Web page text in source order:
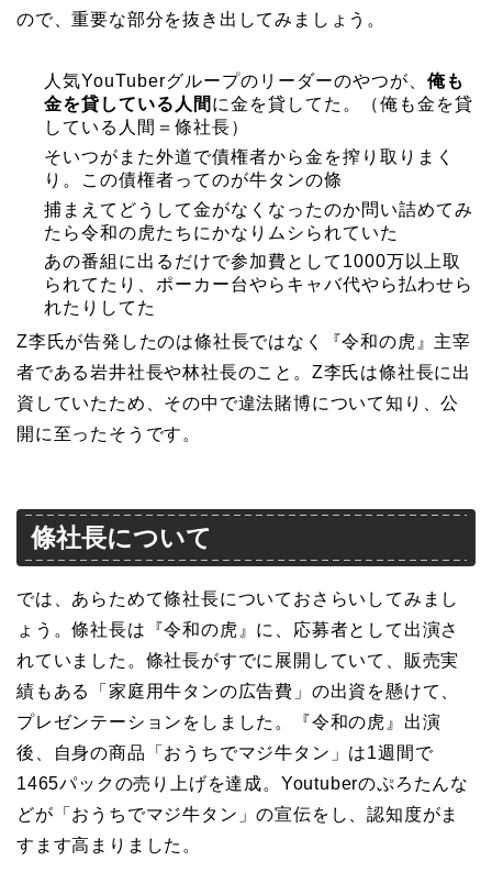
ので、重要な部分を抜き出してみましょう。
人気YouTuberグループのリーダーのやつが、 俺も
金を貸している人間 に金を貸してた。（俺も金を貸
している人間＝條社長）
そいつがまた外道で債権者から金を搾り取りまく
り。この債権者ってのが牛タンの條
捕まえてどうして金がなくなったのか問い詰めてみ
たら令和の虎たちにかなりムシられていた
あの番組に出るだけで参加費として1000万以上取
られてたり、ポーカー台やらキャバ代やら払わせら
れたりしてた
Z李氏が告発したのは條社長ではなく『令和の虎』主宰
者である岩井社長や林社長のこと。Z李氏は條社長に出
資していたため、その中で違法賭博について知り、公
開に至ったそうです。
條社長について
では、あらためて條社長についておさらいしてみまし
ょう。條社長は『令和の虎』に、応募者として出演さ
れていました。條社長がすでに展開していて、販売実
績もある「家庭用牛タンの広告費」の出資を懸けて、
プレゼンテーションをしました。『令和の虎』出演
後、自身の商品「おうちでマジ牛タン」は1週間で
1465パックの売り上げを達成。Youtuberのぷろたんな
どが「おうちでマジ牛タン」の宣伝をし、認知度がま
すます高まりました。